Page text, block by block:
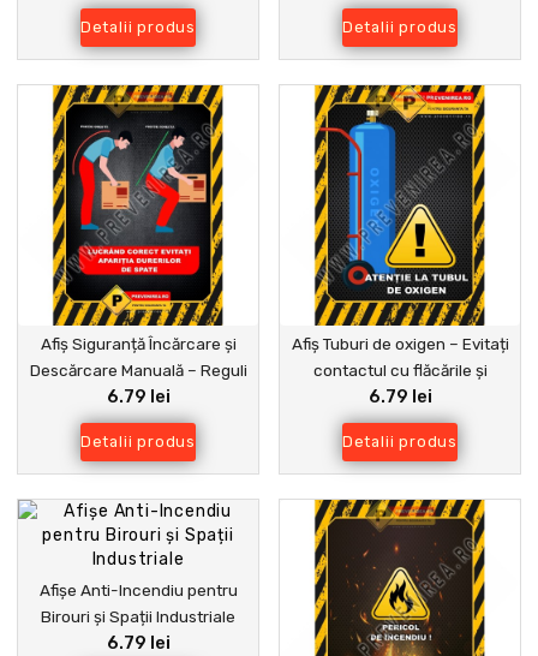
Detalii produs Detalii produs
Afiș Siguranță Încărcare și
Descărcare Manuală – Reguli
pentru Protecția Angajaților
6.79 lei
Detalii produs
Afiș Tuburi de oxigen – Evitați
contactul cu flăcările și
scânteile
6.79 lei
Detalii produs
Afișe Anti-Incendiu pentru
Birouri și Spații Industriale
6.79 lei